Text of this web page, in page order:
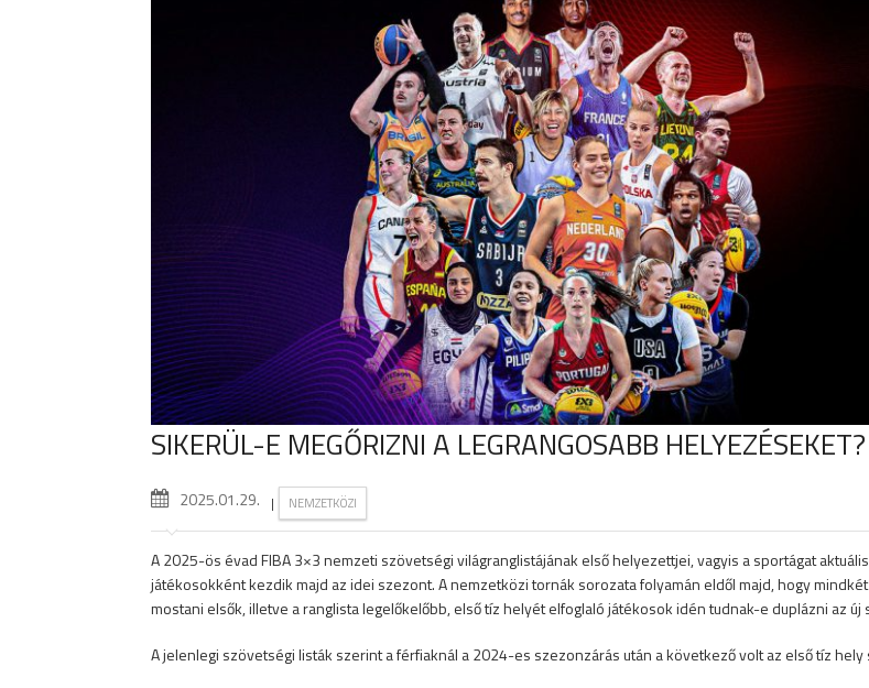
SIKERÜL-E MEGŐRIZNI A LEGRANGOSABB HELYEZÉSEKET?
2025.01.29. | NEMZETKÖZI
A 2025-ös évad FIBA 3×3 nemzeti szövetségi világranglistájának első helyezettjei, vagyis a sportágat
játékosokként kezdik majd az idei szezont. A nemzetközi tornák sorozata folyamán eldől majd, hogy
mostani elsők, illetve a ranglista legelőkelőbb, első tíz helyét elfoglaló játékosok idén tudnak-e duplázni az új
A jelenlegi szövetségi listák szerint a férfiaknál a 2024-es szezonzárás után a következő volt az első tíz